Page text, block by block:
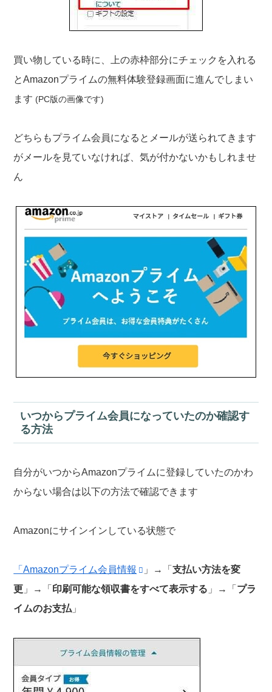
買い物している時に、上の赤枠部分にチェックを入れる
とAmazonプライムの無料体験登録画面に進んでしまい
ます (PC版の画像です)
どちらもプライム会員になるとメールが送られてきます
がメールを見ていなければ、気が付かないかもしれませ
ん
いつからプライム会員になっていたのか確認す
る方法
自分がいつからAmazonプライムに登録していたのかわ
からない場合は以下の方法で確認できます
Amazonにサインインしている状態で
「Amazonプライム会員情報 」→「支払い方法を変
更 」→「 印刷可能な領収書をすべて表示する 」→「 プラ
イムのお支払 」